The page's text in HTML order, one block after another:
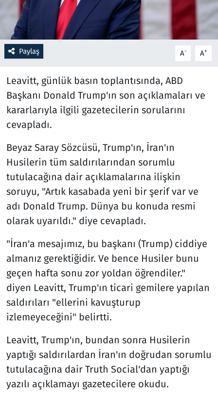
Paylaş A- A+
Leavitt, günlük basın toplantısında, ABD
Başkanı Donald Trump'ın son açıklamaları ve
kararlarıyla ilgili gazetecilerin sorularını
cevapladı.
Beyaz Saray Sözcüsü, Trump'ın, İran'ın
Husilerin tüm saldırılarından sorumlu
tutulacağına dair açıklamalarına ilişkin
soruyu, "Artık kasabada yeni bir şerif var ve
adı Donald Trump. Dünya bu konuda resmi
olarak uyarıldı." diye cevapladı.
"İran'a mesajımız, bu başkanı (Trump) ciddiye
almanız gerektiğidir. Ve bence Husiler bunu
geçen hafta sonu zor yoldan öğrendiler."
diyen Leavitt, Trump'ın ticari gemilere yapılan
saldırıları "ellerini kavuşturup
izlemeyeceğini" belirtti.
Leavitt, Trump'ın, bundan sonra Husilerin
yaptığı saldırılardan İran'ın doğrudan sorumlu
tutulacağına dair Truth Social'dan yaptığı
yazılı açıklamayı gazetecilere okudu.
Savunma Sanayi
Spor
Teknoloji ve Bilim
Televizyon